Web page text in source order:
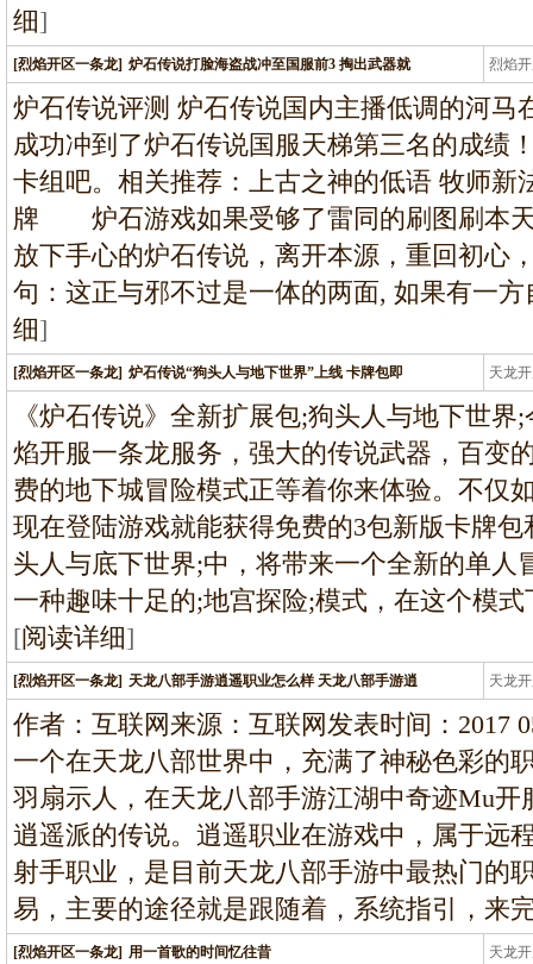
细]
[烈焰开区一条龙] 炉石传说打脸海盗战冲至国服前3 掏出武器就 烈焰
龙
炉石传说评测 炉石传说国内主播低调的河马
成功冲到了炉石传说国服天梯第三名的成绩
卡组吧。相关推荐：上古之神的低语 牧师
牌 炉石游戏如果受够了雷同的刷图刷本天
放下手心的炉石传说，离开本源，重回初心
句：这正与邪不过是一体的两面, 如果有一
细]
[烈焰开区一条龙] 炉石传说“狗头人与地下世界”上线 卡牌包即 天龙
龙
《炉石传说》全新扩展包;狗头人与地下世
焰开服一条龙服务，强大的传说武器，百变
费的地下城冒险模式正等着你来体验。不仅
现在登陆游戏就能获得免费的3包新版卡牌
头人与底下世界;中，将带来一个全新的单人
一种趣味十足的;地宫探险;模式，在这个模
[阅读详细]
[烈焰开区一条龙] 天龙八部手游逍遥职业怎么样 天龙八部手游逍 天龙
龙
作者：互联网来源：互联网发表时间：2017
一个在天龙八部世界中，充满了神秘色彩的
羽扇示人，在天龙八部手游江湖中奇迹Mu
逍遥派的传说。逍遥职业在游戏中，属于远
射手职业，是目前天龙八部手游中最热门的
易，主要的途径就是跟随着，系统指引，来
[烈焰开区一条龙] 用一首歌的时间忆往昔 天龙